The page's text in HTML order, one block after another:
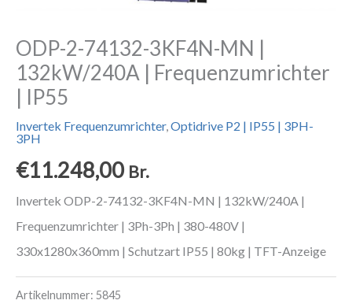
ODP-2-74132-3KF4N-MN |
132kW/240A | Frequenzumrichter
| IP55
Invertek Frequenzumrichter, Optidrive P2 | IP55 | 3PH-
3PH
€11.248,00 Br.
Invertek ODP-2-74132-3KF4N-MN | 132kW/240A |
Frequenzumrichter | 3Ph-3Ph | 380-480V |
330x1280x360mm | Schutzart IP55 | 80kg | TFT-Anzeige
Artikelnummer: 5845